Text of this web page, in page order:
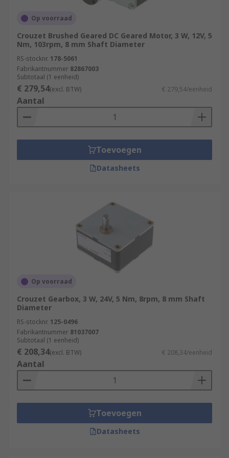
Op voorraad
Crouzet Brushed Geared DC Geared Motor, 3 W, 12V, 5
Nm, 103rpm, 8 mm Shaft Diameter
RS-stocknr. 178-5061
Fabrikantnummer 82867003
Subtotaal (1 eenheid)
€ 279,54(excl. BTW) € 279,54/eenheid
Aantal
Toevoegen
Datasheets
Op voorraad
Crouzet Gearbox, 3 W, 24V, 5 Nm, 8rpm, 8 mm Shaft
Diameter
RS-stocknr. 125-0496
Fabrikantnummer 81037007
Subtotaal (1 eenheid)
€ 208,34(excl. BTW) € 208,34/eenheid
Aantal
Toevoegen
Datasheets